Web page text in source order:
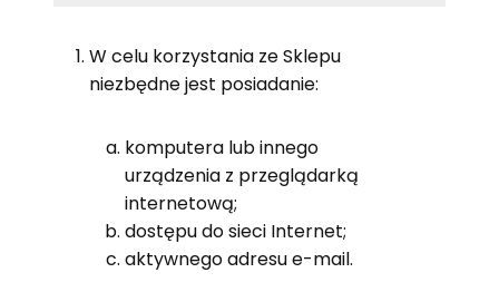
W celu korzystania ze Sklepu
niezbędne jest posiadanie:
komputera lub innego
urządzenia z przeglądarką
internetową;
dostępu do sieci Internet;
aktywnego adresu e-mail.